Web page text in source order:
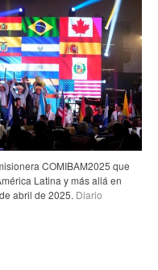
COMIBAM2025 que
Latina y más allá en
abril de 2025. Diario